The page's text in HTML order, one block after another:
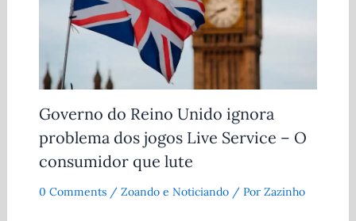
Governo do Reino Unido ignora
problema dos jogos Live Service – O
consumidor que lute
0 Comments / Zoando e Noticiando/ Por Zazinho